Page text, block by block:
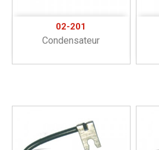
02-201
Condensateur